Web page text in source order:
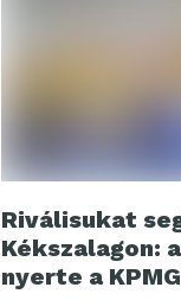
Riválisukat
Kékszalagon:
nyerte a